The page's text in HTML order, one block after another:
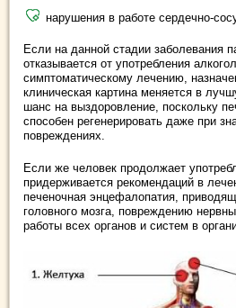
нарушения в работе сердечно-
Если на данной стадии заболевания
отказывается от употребления
симптоматическому лечению,
клиническая картина меняется в
шанс на выздоровление, поскольку
способен регенерировать даже при
повреждениях.
Если же человек продолжает
придерживается рекомендаций в
печеночная энцефалопатия,
головного мозга, повреждению
работы всех органов и систем в